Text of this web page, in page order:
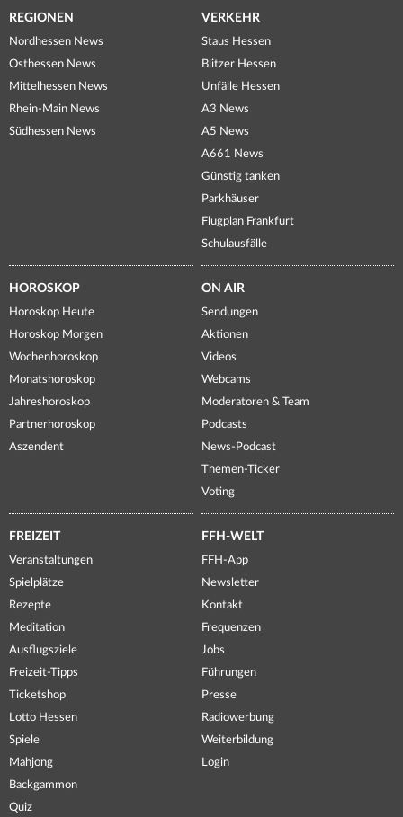
REGIONEN
Nordhessen News
Osthessen News
Mittelhessen News
Rhein-Main News
Südhessen News
VERKEHR
Staus Hessen
Blitzer Hessen
Unfälle Hessen
A3 News
A5 News
A661 News
Günstig tanken
Parkhäuser
Flugplan Frankfurt
Schulausfälle
HOROSKOP
Horoskop Heute
Horoskop Morgen
Wochenhoroskop
Monatshoroskop
Jahreshoroskop
Partnerhoroskop
Aszendent
ON AIR
Sendungen
Aktionen
Videos
Webcams
Moderatoren & Team
Podcasts
News-Podcast
Themen-Ticker
Voting
FREIZEIT
Veranstaltungen
Spielplätze
Rezepte
Meditation
Ausflugsziele
Freizeit-Tipps
Ticketshop
Lotto Hessen
Spiele
Mahjong
Backgammon
Quiz
FFH-WELT
FFH-App
Newsletter
Kontakt
Frequenzen
Jobs
Führungen
Presse
Radiowerbung
Weiterbildung
Login